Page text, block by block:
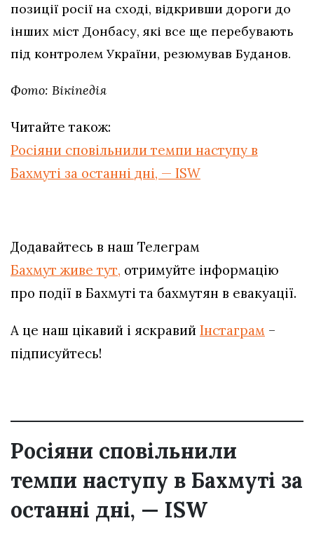
позиції росії на сході, відкривши дороги до
інших міст Донбасу, які все ще перебувають
під контролем України, резюмував Буданов.
Фото: Вікіпедія
Читайте також:
Росіяни сповільнили темпи наступу в
Бахмуті за останні дні, — ISW
Додавайтесь в наш Телеграм
Бахмут живе тут, отримуйте інформацію
про події в Бахмуті та бахмутян в евакуації.
А це наш цікавий і яскравий Інстаграм –
підписуйтесь!
Росіяни сповільнили
темпи наступу в Бахмуті за
останні дні, — ISW